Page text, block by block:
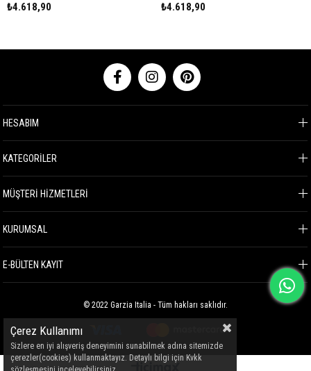
₺4.618,90
HESABIM
KATEGORİLER
MÜŞTERİ HİZMETLERİ
KURUMSAL
E-BÜLTEN KAYIT
© 2022 Garzia Italia - Tüm hakları saklıdır.
Çerez Kullanımı
Sizlere en iyi alışveriş deneyimini sunabilmek adına sitemizde
çerezler(cookies) kullanmaktayız. Detaylı bilgi için Kvkk